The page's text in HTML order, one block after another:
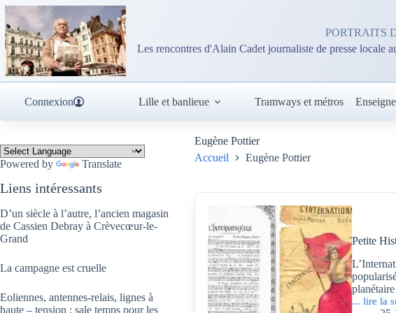
Passer
contenu
PORTRAITS
Les rencontres d'Alain Cadet journaliste de presse locale
Connexion Lille et banlieue Tramways et métros
Eugène Pottier
Accueil
Eugène Pottier
Petite
... lire la
Petite
Powered by Translate
Liens intéressants
D’un siècle à l’autre, l’ancien magasin
de Cassien Debray à Crèvecœur-le-
Grand
La campagne est cruelle
Eoliennes, antennes-relais, lignes à
haute – tension : sale temps pour les